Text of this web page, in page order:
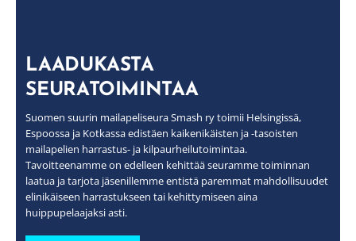
LAADUKASTA
SEURATOIMINTAA
Suomen suurin mailapeliseura Smash ry toimii Helsingissä,
Espoossa ja Kotkassa edistäen kaikenikäisten ja -tasoisten
mailapelien harrastus- ja kilpaurheilutoimintaa.
Tavoitteenamme on edelleen kehittää seuramme toiminnan
laatua ja tarjota jäsenillemme entistä paremmat mahdollisuudet
elinikäiseen harrastukseen tai kehittymiseen aina
huippupelaajaksi asti.